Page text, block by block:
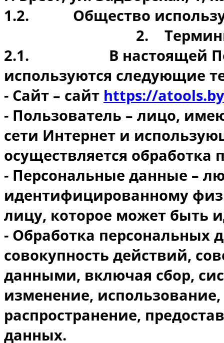
1.2.
Общество
2.
2.1.
В настоящей
используются следующие
- Сайт – сайт https://atools.by
- Пользователь – лицо,
сети Интернет и
осуществляется
- Персональные данные –
идентифицированному
лицу, которое может быть
- Обработка персональных
совокупность действий,
данными, включая сбор,
изменение,
распространение,
данных.